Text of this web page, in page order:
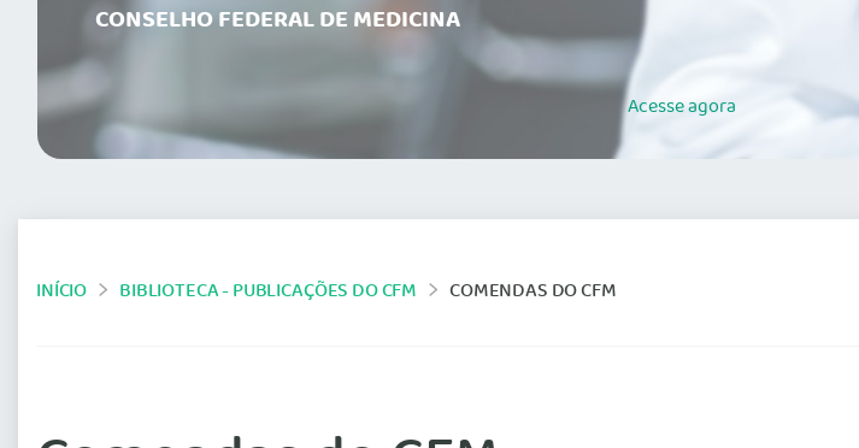
CONSELHO FEDERAL DE MEDICINA
Acesseagora
INÍCIO BIBLIOTECA - PUBLICAÇÕES DO CFM COMENDAS DO CFM